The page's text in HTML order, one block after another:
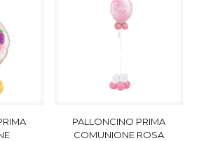
PALLONCINO PRIMA
COMUNIONE ROSA